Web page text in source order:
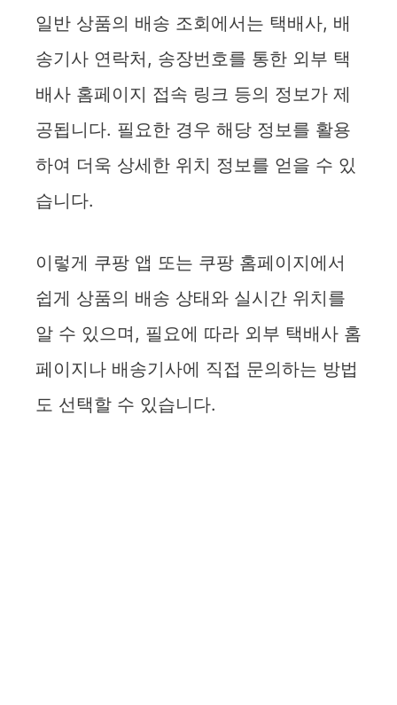
일반 상품의 배송 조회에서는 택배사, 배
송기사 연락처, 송장번호를 통한 외부 택
배사 홈페이지 접속 링크 등의 정보가 제
공됩니다. 필요한 경우 해당 정보를 활용
하여 더욱 상세한 위치 정보를 얻을 수 있
습니다.
이렇게 쿠팡 앱 또는 쿠팡 홈페이지에서
쉽게 상품의 배송 상태와 실시간 위치를
알 수 있으며, 필요에 따라 외부 택배사 홈
페이지나 배송기사에 직접 문의하는 방법
도 선택할 수 있습니다.